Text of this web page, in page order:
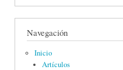
Navegación
Inicio
Artículos